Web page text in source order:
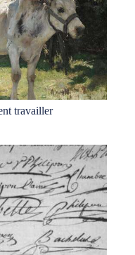
travailler